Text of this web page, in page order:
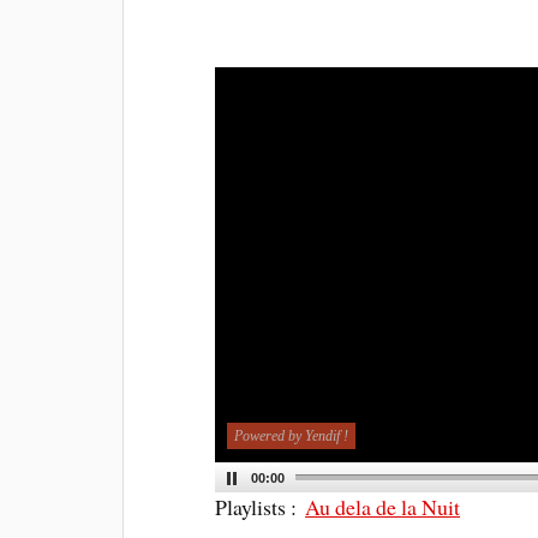
00:00
Powered by Yendif !
Playlists : Au dela de la Nuit